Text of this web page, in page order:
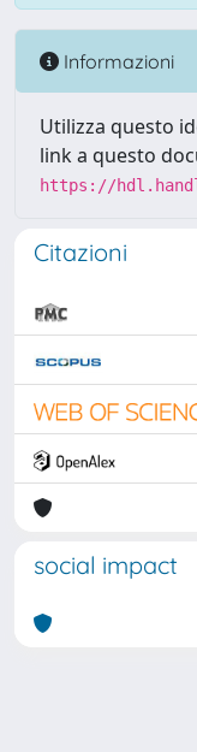
Informazioni
Utilizza questo
link a questo
https://
Citazioni
social impact